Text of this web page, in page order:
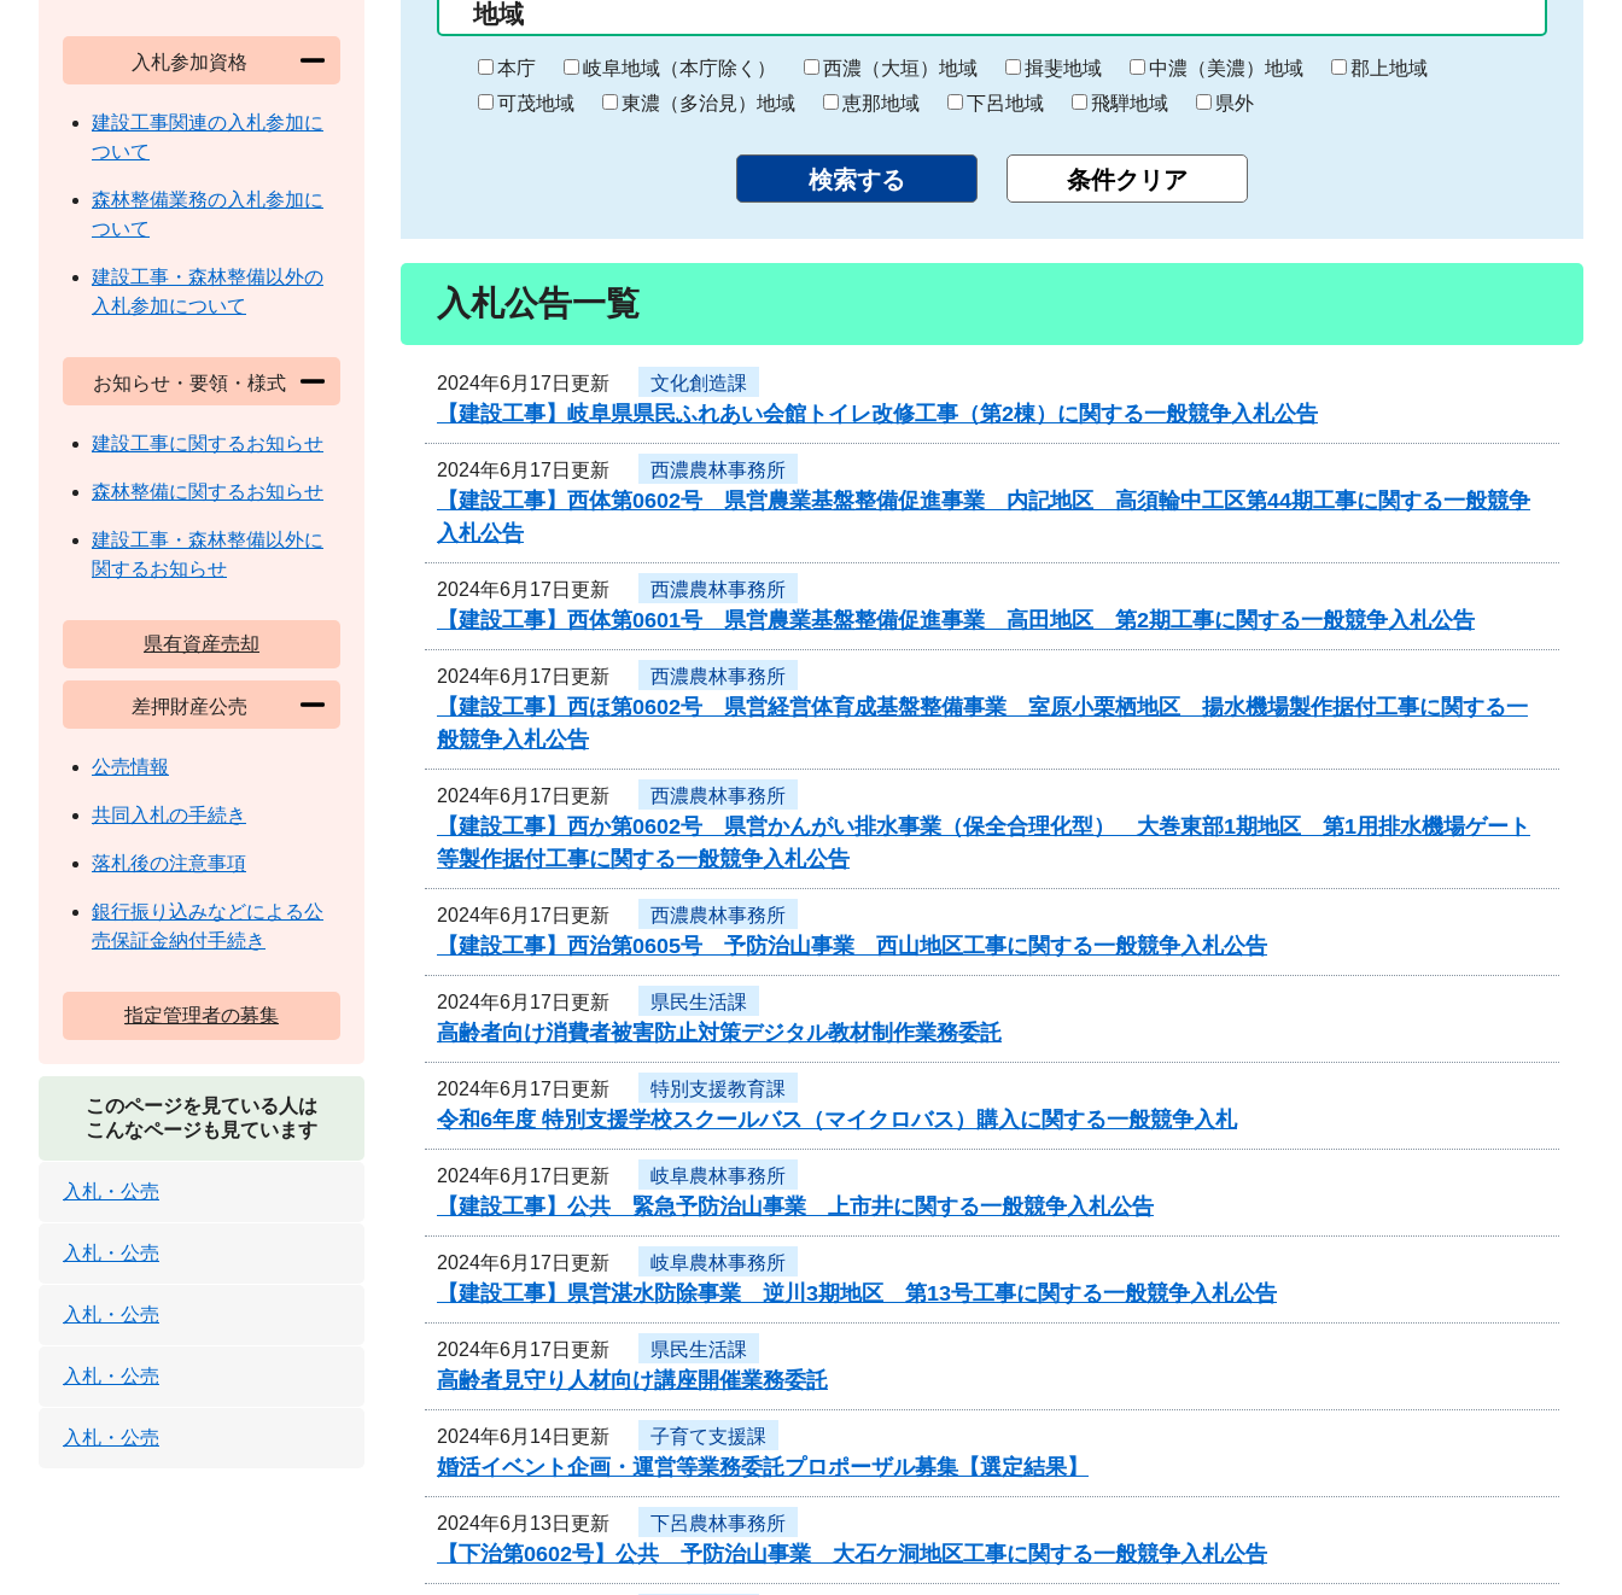
の
始
ま
り
終
わ
り
地域
本庁 岐阜地域（本庁除く） 西濃（大垣）地域 揖斐地域 中濃（美濃）地域
郡上地域
可茂地域
東濃（多治見）地域 恵那地域 下呂地域 飛騨地域 県外
入札公告一覧
2024年6月17日更新 文化創造課
【建設工事】岐阜県県民ふれあい会館トイレ改修工事（第2棟）に関する一般競争入札公告
2024年6月17日更新 西濃農林事務所
【建設工事】西体第0602号 県営農業基盤整備促進事業 内記地区 高須輪中工区第44期工事に関する一般競争
入札公告
2024年6月17日更新 西濃農林事務所
【建設工事】西体第0601号 県営農業基盤整備促進事業 高田地区 第2期工事に関する一般競争入札公告
2024年6月17日更新 西濃農林事務所
【建設工事】西ほ第0602号 県営経営体育成基盤整備事業 室原小栗栖地区 揚水機場製作据付工事に関する一
般競争入札公告
2024年6月17日更新 西濃農林事務所
【建設工事】西か第0602号 県営かんがい排水事業（保全合理化型） 大巻東部1期地区 第1用排水機場ゲート
等製作据付工事に関する一般競争入札公告
2024年6月17日更新 西濃農林事務所
【建設工事】西治第0605号 予防治山事業 西山地区工事に関する一般競争入札公告
2024年6月17日更新 県民生活課
高齢者向け消費者被害防止対策デジタル教材制作業務委託
2024年6月17日更新 特別支援教育課
令和6年度 特別支援学校スクールバス（マイクロバス）購入に関する一般競争入札
2024年6月17日更新 岐阜農林事務所
【建設工事】公共 緊急予防治山事業 上市井に関する一般競争入札公告
2024年6月17日更新 岐阜農林事務所
【建設工事】県営湛水防除事業 逆川3期地区 第13号工事に関する一般競争入札公告
2024年6月17日更新 県民生活課
高齢者見守り人材向け講座開催業務委託
2024年6月14日更新 子育て支援課
婚活イベント企画・運営等業務委託プロポーザル募集【選定結果】
2024年6月13日更新 下呂農林事務所
【下治第0602号】公共 予防治山事業 大石ケ洞地区工事に関する一般競争入札公告
入札参加資格
建設工事関連の入札参加に
ついて
森林整備業務の入札参加に
ついて
建設工事・森林整備以外の
入札参加について
お知らせ・要領・様式
建設工事に関するお知らせ
森林整備に関するお知らせ
建設工事・森林整備以外に
関するお知らせ
県有資産売却
差押財産公売
公売情報
共同入札の手続き
落札後の注意事項
銀行振り込みなどによる公
売保証金納付手続き
指定管理者の募集
このページを見ている人は
こんなページも見ています
入札・公売
入札・公売
入札・公売
入札・公売
入札・公売